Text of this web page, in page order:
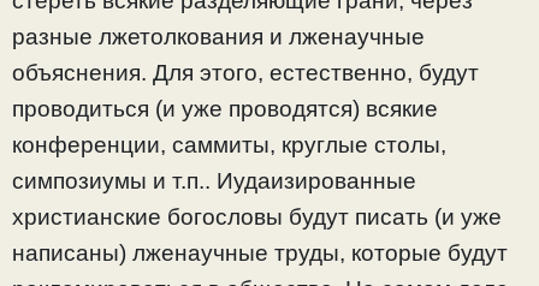
разные лжетолкования и лженаучные
объяснения. Для этого, естественно, будут
проводиться (и уже проводятся) всякие
конференции, саммиты, круглые столы,
симпозиумы и т.п.. Иудаизированные
христианские богословы будут писать (и уже
написаны) лженаучные труды, которые будут